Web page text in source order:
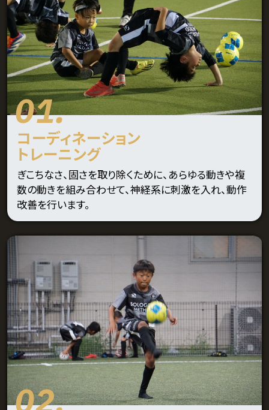
01.
コーディネーション
トレーニング
ぎこちなさ、固さを取り除くために、あらゆる動きや複
数の動きを組み合わせて、神経系に刺激を入れ、動作
改善を行います。
02.